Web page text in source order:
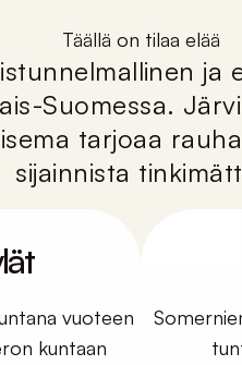
Täällä on tilaa elää
ja
Suomessa.
tarjoaa
sijainnista
vuoteen
kuntaan